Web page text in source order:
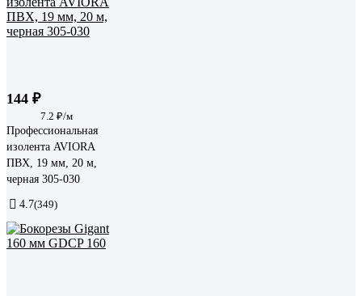
144 ₽
7.2 ₽/м
Профессиональная
изолента AVIORA
ПВХ, 19 мм, 20 м,
черная 305-030
4.7(349)